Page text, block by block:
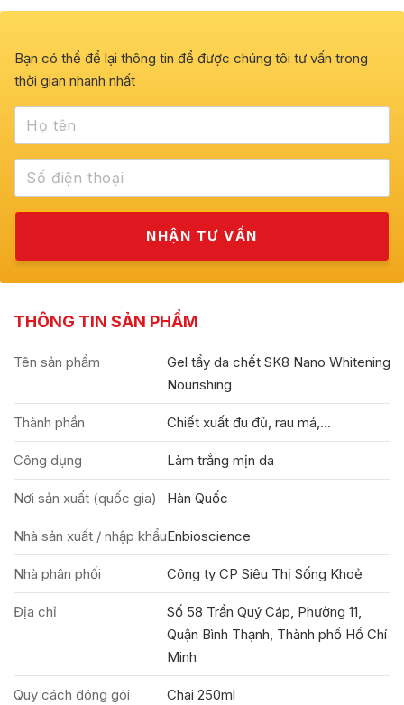
Bạn có thể để lại thông tin để được chúng tôi tư vấn trong
thời gian nhanh nhất
THÔNG TIN SẢN PHẨM
Tên sản phẩm
Gel tẩy da chết SK8 Nano Whitening
Nourishing
Thành phần Chiết xuất đu đủ, rau má,...
Công dụng Làm trắng mịn da
Nơi sản xuất (quốc gia) Hàn Quốc
Nhà sản xuất / nhập khẩuEnbioscience
Nhà phân phối Công ty CP Siêu Thị Sống Khoẻ
Địa chỉ
Số 58 Trần Quý Cáp, Phường 11,
Quận Bình Thạnh, Thành phố Hồ Chí
Minh
Quy cách đóng gói Chai 250ml